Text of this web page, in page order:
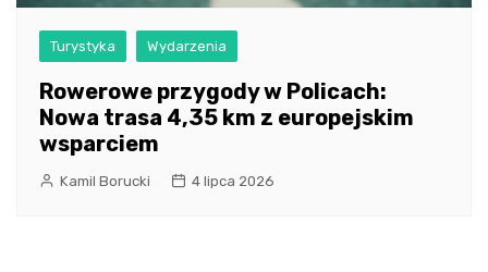
Turystyka Wydarzenia
Rowerowe przygody w Policach:
Nowa trasa 4,35 km z europejskim
wsparciem
Kamil Borucki 4 lipca 2026